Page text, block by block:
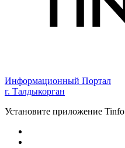
Информационный Портал
г. Талдыкорган
Установите приложение Tinfo